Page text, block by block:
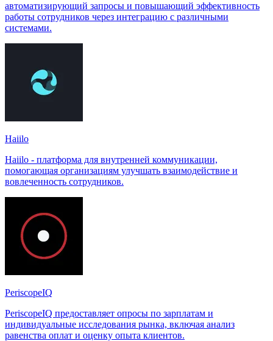
автоматизирующий запросы и повышающий эффективность
работы сотрудников через интеграцию с различными
системами.
Haiilo
Haiilo - платформа для внутренней коммуникации,
помогающая организациям улучшать взаимодействие и
вовлеченность сотрудников.
PeriscopeIQ
PeriscopeIQ предоставляет опросы по зарплатам и
индивидуальные исследования рынка, включая анализ
равенства оплат и оценку опыта клиентов.